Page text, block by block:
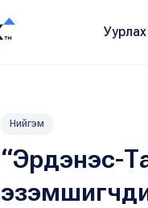
Нийгэм
“Эрдэнэс-